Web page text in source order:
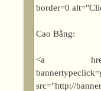
border=0
Cao Bằng:
<a
src="http://